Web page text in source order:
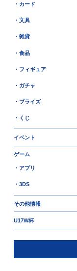
・カード
・文具
・雑貨
・食品
・フィギュア
・ガチャ
・プライズ
・くじ
イベント
ゲーム
・アプリ
・3DS
その他情報
U17W杯